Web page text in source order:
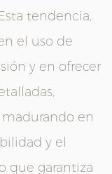
tendencia,
el uso de
y en ofrecer
en
y el
que garantiza